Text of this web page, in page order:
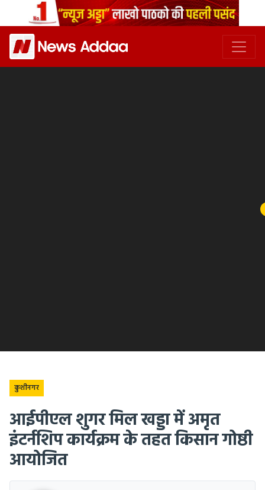
कुशीनगर
आईपीएल शुगर मिल खड्डा में अमृत
इंटर्नशिप कार्यक्रम के तहत किसान गोष्ठी
आयोजित